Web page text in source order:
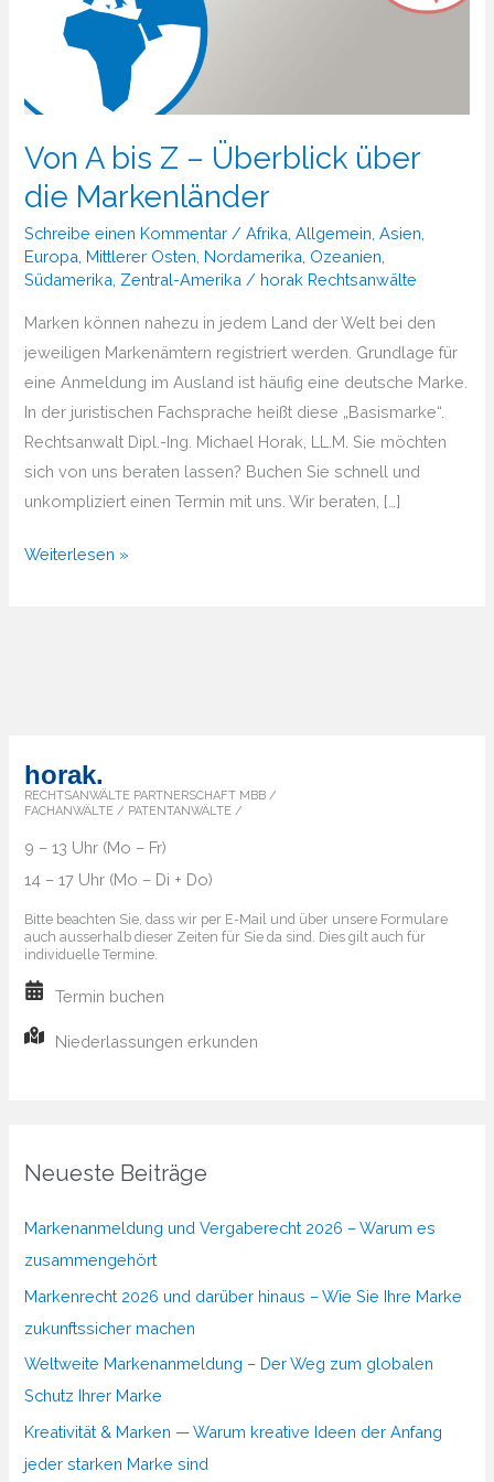
Von A bis Z – Überblick über
die Markenländer
Schreibe einen Kommentar /Afrika ,Allgemein ,Asien
Europa Mittlerer Osten Nordamerika Ozeanien
Südamerika Zentral-Amerika / horak Rechtsanwälte
Marken können nahezu in jedem Land der Welt bei den
jeweiligen Markenämtern registriert werden. Grundlage für
eine Anmeldung im Ausland ist häufig eine deutsche Marke.
In der juristischen Fachsprache heißt diese „Basismarke“.
Rechtsanwalt Dipl.-Ing. Michael Horak, LL.M. Sie möchten
sich von uns beraten lassen? Buchen Sie schnell und
unkompliziert einen Termin mit uns. Wir beraten, […]
Von
die
Markenländer
Weiterlesen »
horak.
RECHTSANWÄLTE PARTNERSCHAFT MBB /
FACHANWÄLTE / PATENTANWÄLTE /
9 – 13 Uhr (Mo – Fr)
14 – 17 Uhr (Mo – Di + Do)
Bitte beachten Sie, dass wir per E-Mail und über unsere Formulare
auch ausserhalb dieser Zeiten für Sie da sind. Dies gilt auch für
individuelle Termine.
Termin buchen
Niederlassungen erkunden
Neueste Beiträge
Markenanmeldung und Vergaberecht 2026 – Warum es
zusammengehört
Markenrecht 2026 und darüber hinaus – Wie Sie Ihre Marke
zukunftssicher machen
Weltweite Markenanmeldung – Der Weg zum globalen
Schutz Ihrer Marke
Kreativität & Marken — Warum kreative Ideen der Anfang
jeder starken Marke sind